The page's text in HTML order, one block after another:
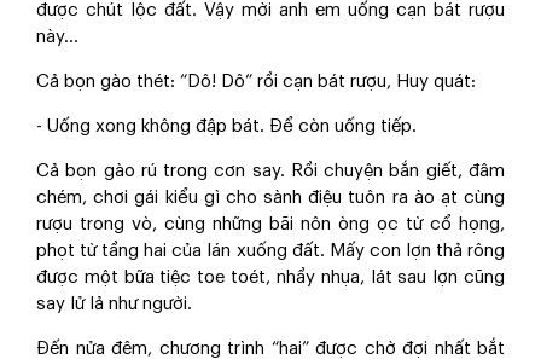
được chút lộc đất. Vậy mời anh em uống cạn bát rượu
này…
Cả bọn gào thét: “Dô! Dô” rồi cạn bát rượu, Huy quát:
- Uống xong không đập bát. Để còn uống tiếp.
Cả bọn gào rú trong cơn say. Rồi chuyện bắn giết, đâm
chém, chơi gái kiểu gì cho sành điệu tuôn ra ào ạt cùng
rượu trong vò, cùng những bãi nôn òng ọc từ cổ họng,
phọt từ tầng hai của lán xuống đất. Mấy con lợn thả rông
được một bữa tiệc toe toét, nhầy nhụa, lát sau lợn cũng
say lử lả như người.
Đến nửa đêm, chương trình “hai” được chờ đợi nhất bắt